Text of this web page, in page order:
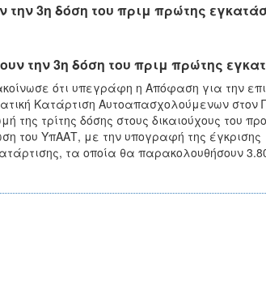
3η δόση του πριμ πρώτης
την 3η δόση του πριμ πρώτης
ότι υπεγράφη η Απόφαση για την
Κατάρτιση Αυτοαπασχολούμενων στον
της τρίτης δόσης στους δικαιούχους του
του ΥπΑΑΤ, με την υπογραφή της έγκρισης
τα οποία θα παρακολουθήσουν